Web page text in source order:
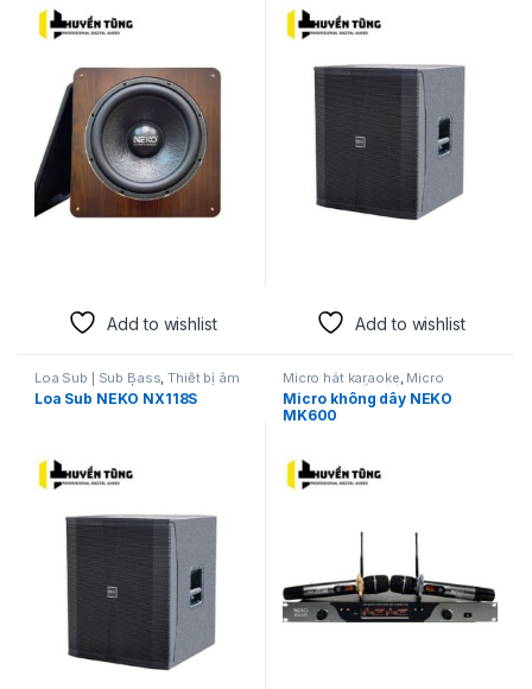
Add to wishlist Add to wishlist
Loa Sub | Sub Bass ,Thiết bị âm
thanh karaoke | KTV
Loa Sub NEKO NX118S
Micro hát karaoke Micro
karaoke ,Thiết bị âm thanh
karaoke | KTV
Micro không dây NEKO
MK600